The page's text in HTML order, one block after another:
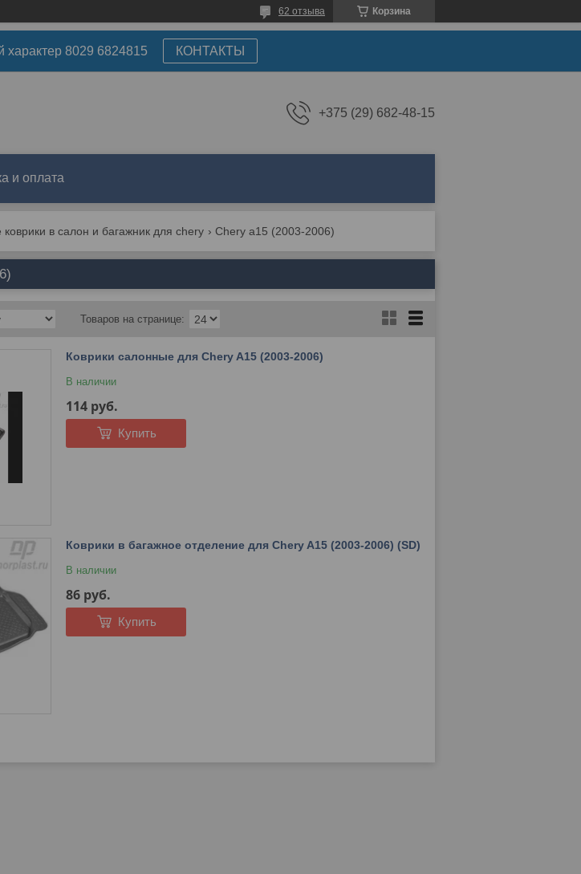
Корзина
62 отзыва
8029 6824815 КОНТАКТЫ
+375 (29) 682-48-15
и оплата
в салон и багажник для chery Chery a15 (2003-2006)
Коврики салонные для Chery A15 (2003-2006)
В наличии
114 руб.
Купить
Коврики в багажное отделение для Chery A15 (2003-2006) (SD)
В наличии
86 руб.
Купить